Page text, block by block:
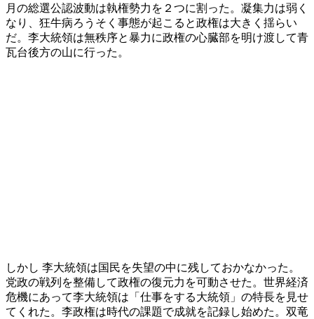
月の総選公認波動は執権勢力を２つに割った。凝集力は弱く
なり、狂牛病ろうそく事態が起こると政権は大きく揺らい
だ。李大統領は無秩序と暴力に政権の心臓部を明け渡して青
瓦台後方の山に行った。
しかし 李大統領は国民を失望の中に残しておかなかった。
党政の戦列を整備して政権の復元力を可動させた。世界経済
危機にあって李大統領は「仕事をする大統領」の特長を見せ
てくれた。李政権は時代の課題で成就を記録し始めた。双竜